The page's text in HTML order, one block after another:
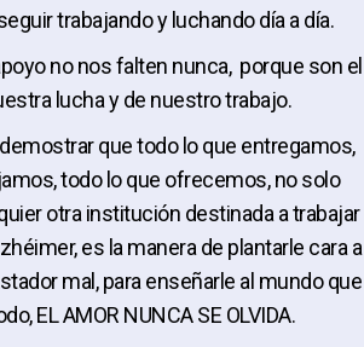
trabajando y luchando día a día.
no nos falten nunca, porque son el
lucha y de nuestro trabajo.
que todo lo que entregamos,
todo lo que ofrecemos, no solo
otra institución destinada a trabajar
es la manera de plantarle cara a
mal, para enseñarle al mundo que
EL AMOR NUNCA SE OLVIDA.